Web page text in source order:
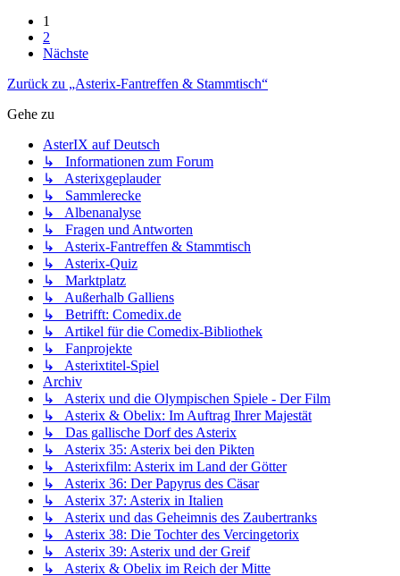
1
2
Nächste
Zurück zu „Asterix-Fantreffen & Stammtisch“
Gehe zu
AsterIX auf Deutsch
↳ Informationen zum Forum
↳ Asterixgeplauder
↳ Sammlerecke
↳ Albenanalyse
↳ Fragen und Antworten
↳ Asterix-Fantreffen & Stammtisch
↳ Asterix-Quiz
↳ Marktplatz
↳ Außerhalb Galliens
↳ Betrifft: Comedix.de
↳ Artikel für die Comedix-Bibliothek
↳ Fanprojekte
↳ Asterixtitel-Spiel
Archiv
↳ Asterix und die Olympischen Spiele - Der Film
↳ Asterix & Obelix: Im Auftrag Ihrer Majestät
↳ Das gallische Dorf des Asterix
↳ Asterix 35: Asterix bei den Pikten
↳ Asterixfilm: Asterix im Land der Götter
↳ Asterix 36: Der Papyrus des Cäsar
↳ Asterix 37: Asterix in Italien
↳ Asterix und das Geheimnis des Zaubertranks
↳ Asterix 38: Die Tochter des Vercingetorix
↳ Asterix 39: Asterix und der Greif
↳ Asterix & Obelix im Reich der Mitte